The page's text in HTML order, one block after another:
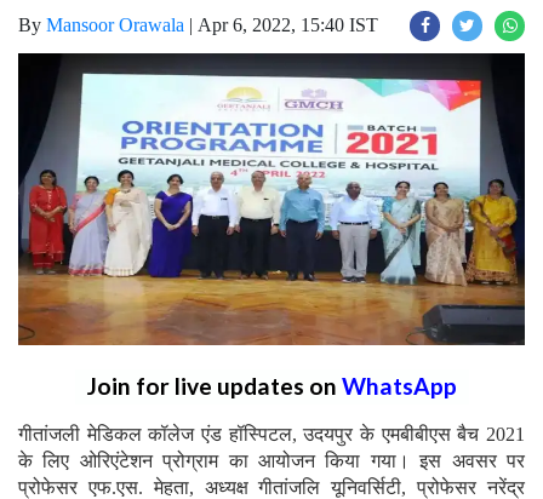
By Mansoor Orawala | Apr 6, 2022, 15:40 IST
Join for live updates on WhatsApp
गीतांजली मेडिकल कॉलेज एंड हॉस्पिटल, उदयपुर के एमबीबीएस बैच 2021
के लिए ओरिएंटेशन प्रोग्राम का आयोजन किया गया। इस अवसर पर
प्रोफेसर एफ.एस. मेहता, अध्यक्ष गीतांजलि यूनिवर्सिटी, प्रोफेसर नरेंद्र